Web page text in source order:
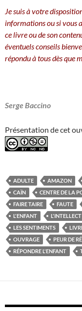
Je suis à votre
informations ou si vous
ce livre ou de son
éventuels conseils
répondu à tous dès que
Serge Baccino
Présentation de cet
ADULTE AMAZON
CAÏN
CENTRE DE LA
FAIRE TAIRE
FAUTE
L'ENFANT
L'INTELLECT
LES SENTIMENTS
OUVRAGE
PEUR DE
RÉPONDRE L'ENFANT